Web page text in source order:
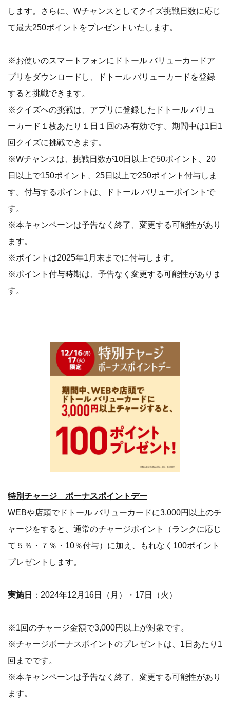
します。さらに、Wチャンスとしてクイズ挑戦日数に応じ
て最大250ポイントをプレゼントいたします。
※お使いのスマートフォンにドトール バリューカードア
プリをダウンロードし、ドトール バリューカードを登録
すると挑戦できます。
※クイズへの挑戦は、アプリに登録したドトール バリュ
ーカード１枚あたり１日１回のみ有効です。期間中は1日1
回クイズに挑戦できます。
※Wチャンスは、挑戦日数が10日以上で50ポイント、20
日以上で150ポイント、25日以上で250ポイント付与しま
す。付与するポイントは、ドトール バリューポイントで
す。
※本キャンペーンは予告なく終了、変更する可能性があり
ます。
※ポイントは2025年1月末までに付与します。
※ポイント付与時期は、予告なく変更する可能性がありま
す。
特別チャージ ボーナスポイントデー
WEBや店頭でドトール バリューカードに3,000円以上のチ
ャージをすると、通常のチャージポイント（ランクに応じ
て５％・７％・10％付与）に加え、もれなく100ポイント
プレゼントします。
実施日 ：2024年12月16日（月）・17日（火）
※1回のチャージ金額で3,000円以上が対象です。
※チャージボーナスポイントのプレゼントは、1日あたり1
回までです。
※本キャンペーンは予告なく終了、変更する可能性があり
ます。